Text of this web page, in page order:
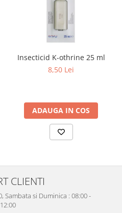
Insecticid K-othrine 25 ml
8,50 Lei
ADAUGA IN COS
CLIENTI
Sambata si Duminica : 08:00 -
12:00